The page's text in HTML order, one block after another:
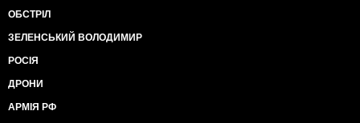
ОБСТРІЛ
ЗЕЛЕНСЬКИЙ ВОЛОДИМИР
РОСІЯ
ДРОНИ
АРМІЯ РФ